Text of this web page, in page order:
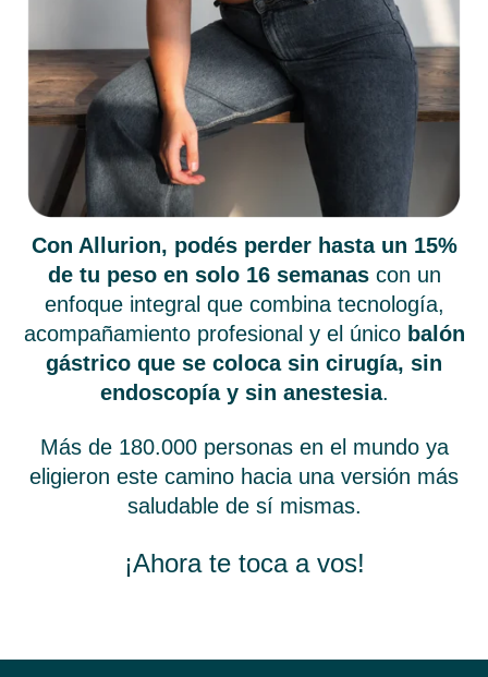
Con Allurion, podés perder hasta un 15%
de tu peso en solo 16 semanascon un
enfoque integral que combina tecnología,
acompañamiento profesional y el único balón
gástrico que se coloca sin cirugía, sin
endoscopía y sin anestesia.
Más de 180.000 personas en el mundo ya
eligieron este camino hacia una versión más
saludable de sí mismas.
¡Ahora te toca a vos!